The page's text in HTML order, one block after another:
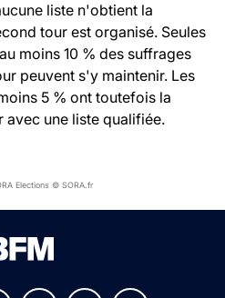
liste n'obtient la
tour est organisé. Seules
moins 10 % des suffrages
peuvent s'y maintenir. Les
5 % ont toutefois la
une liste qualifiée.
Elections © SORA.fr